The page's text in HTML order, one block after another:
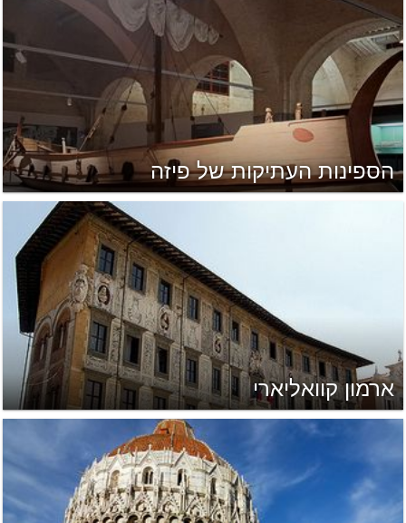
הספינות העתיקות של פיזה
ארמון קוואליארי